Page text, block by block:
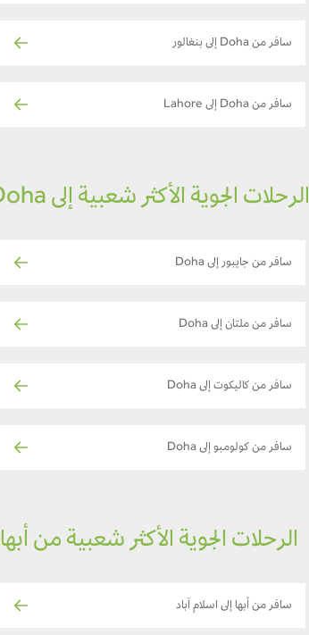
سافر من Doha إلى بنغالور
سافر من Doha إلى Lahore
الرحلات الجوية الأكثر شعبية إلى Doha
سافر من جايبور إلى Doha
سافر من ملتان إلى Doha
سافر من كاليكوت إلى Doha
سافر من كولومبو إلى Doha
الرحلات الجوية الأكثر شعبية من أبها
سافر من أبها إلى اسلام آباد